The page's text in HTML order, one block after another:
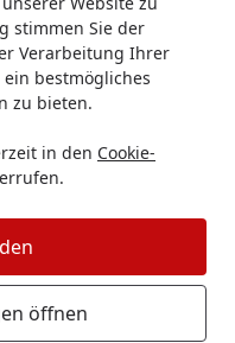
stimmen Sie der
Verarbeitung Ihrer
bestmögliches
zu bieten.
in den Cookie-
öffnen
&
für